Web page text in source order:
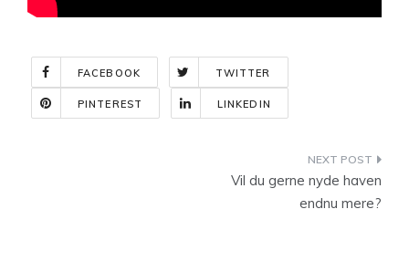
FACEBOOK TWITTER
PINTEREST LINKEDIN
Vil du gerne nyde haven
endnu mere?